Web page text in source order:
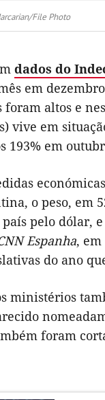
File Photo
dados do
em
foram altos e
vive em
193% em
o peso, em
país pelo dólar,
Espanha,
do ano
ministérios
foram